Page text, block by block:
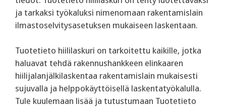
ja tarkaksi työkaluksi nimenomaan rakentamislain
ilmastoselvitysasetuksen mukaiseen laskentaan.
Tuotetieto hiililaskuri on tarkoitettu kaikille, jotka
haluavat tehdä rakennushankkeen elinkaaren
hiilijalanjälkilaskentaa rakentamislain mukaisesti
sujuvalla ja helppokäyttöisellä laskentatyökalulla.
Tule kuulemaan lisää ja tutustumaan Tuotetieto